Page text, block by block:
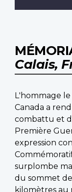
Calais,
L'hommage
Canada a
combattu et
Première
expression
surplombe
du sommet
kilomètres au